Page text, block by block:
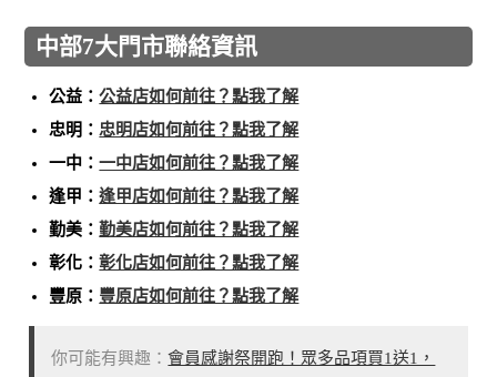
中部7大門市聯絡資訊
公益：公益店如何前往？點我了解
忠明：忠明店如何前往？點我了解
一中：一中店如何前往？點我了解
逢甲：逢甲店如何前往？點我了解
勤美： 勤美店如何前往？點我了解
彰化：彰化店如何前往？點我了解
豐原： 豐原店如何前往？點我了解
你可能有興趣：會員感謝祭開跑！眾多品項買1送1，